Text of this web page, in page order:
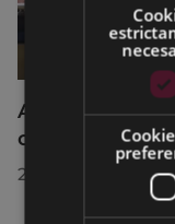
Acuerdos
celebrado el
28/07/2026